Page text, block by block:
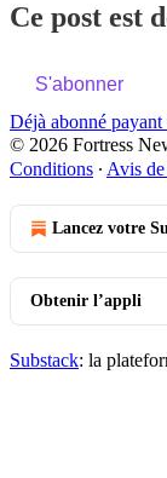
Ce post est
S'abonner
Déjà abonné payant
© 2026 Fortress
Conditions ∙ Avis
Lancez votre
Obtenir l’appli
Substack: la